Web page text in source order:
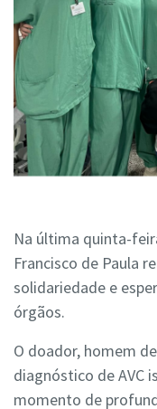
Na última quinta-
Francisco de Paula
solidariedade e
órgãos.
O doador, homem
diagnóstico de AVC
momento de